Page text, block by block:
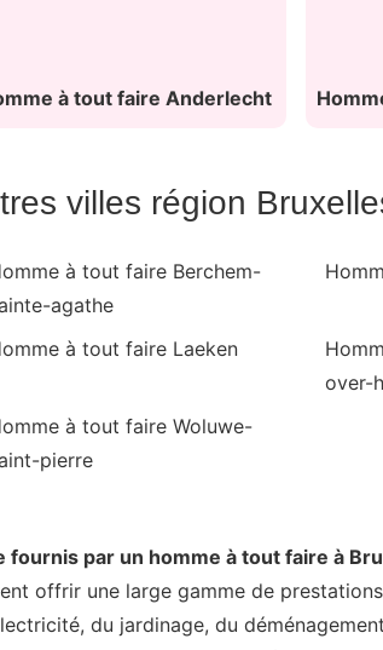
à tout faire Anderlecht
villes région
à tout faire Berchem-
agathe
à tout faire Laeken
over-
à tout faire Woluwe-
pierre
par un homme à tout faire à
offrir une large gamme de
du jardinage, du